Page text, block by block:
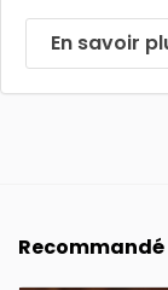
En savoir